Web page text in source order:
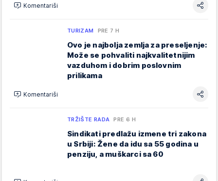
Komentariši
TURIZAM PRE 7 H
Ovo je najbolja zemlja za preseljenje:
Može se pohvaliti najkvalitetnijim
vazduhom i dobrim poslovnim
prilikama
Komentariši
TRŽIŠTE RADA PRE 6 H
Sindikati predlažu izmene tri zakona
u Srbiji: Žene da idu sa 55 godina u
penziju, a muškarci sa 60